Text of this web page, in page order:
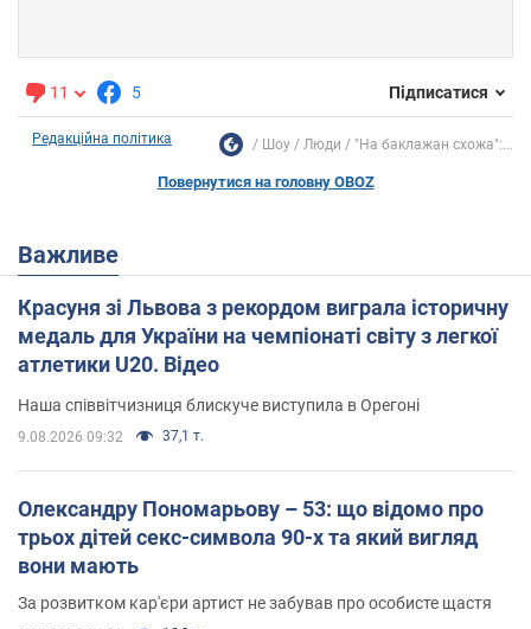
11 5 Підписатися
Редакційна політика Шоу Люди "На баклажан схожа":...
Повернутися на головну OBOZ
Важливе
Красуня зі Львова з рекордом виграла історичну
медаль для України на чемпіонаті світу з легкої
атлетики U20. Відео
Наша співвітчизниця блискуче виступила в Орегоні
9.08.2026 09:32 37,1 т.
Олександру Пономарьову – 53: що відомо про
трьох дітей секс-символа 90-х та який вигляд
вони мають
За розвитком кар'єри артист не забував про особисте щастя